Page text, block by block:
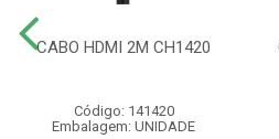
CABO HDMI 2M CH1420
Código: 141420
Embalagem: UNIDADE